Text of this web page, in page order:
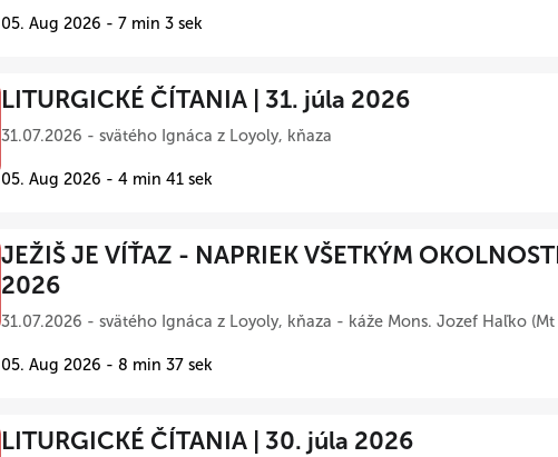
05. Aug 2026 - 7 min 3 sek
LITURGICKÉ ČÍTANIA | 31. júla 2026
31.07.2026 - svätého Ignáca z Loyoly, kňaza
05. Aug 2026 - 4 min 41 sek
JEŽIŠ JE VÍŤAZ - NAPRIEK VŠETKÝM
2026
31.07.2026 - svätého Ignáca z Loyoly, kňaza - káže Mons. Jozef Haľko
05. Aug 2026 - 8 min 37 sek
LITURGICKÉ ČÍTANIA | 30. júla 2026